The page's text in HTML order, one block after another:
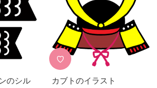
のシル
♡
カブトのイラスト